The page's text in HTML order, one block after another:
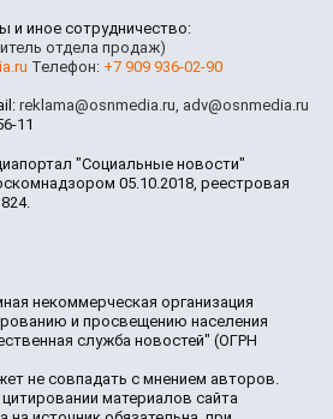
и иное сотрудничество:
отдела продаж)
Телефон: +7 909 936-02-90
reklama@osnmedia.ru, adv@osnmedia.ru
11
"Социальные новости"
05.10.2018, реестровая
некоммерческая организация
и просвещению населения
служба новостей" (ОГРН
не совпадать с мнением авторов.
материалов сайта